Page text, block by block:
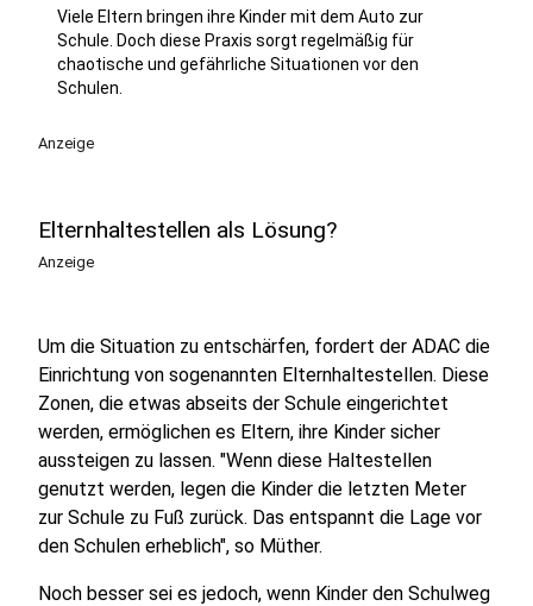
Viele Eltern bringen ihre Kinder mit dem Auto zur
Schule. Doch diese Praxis sorgt regelmäßig für
chaotische und gefährliche Situationen vor den
Schulen.
Anzeige
Elternhaltestellen als Lösung?
Anzeige
Um die Situation zu entschärfen, fordert der ADAC die
Einrichtung von sogenannten Elternhaltestellen. Diese
Zonen, die etwas abseits der Schule eingerichtet
werden, ermöglichen es Eltern, ihre Kinder sicher
aussteigen zu lassen. "Wenn diese Haltestellen
genutzt werden, legen die Kinder die letzten Meter
zur Schule zu Fuß zurück. Das entspannt die Lage vor
den Schulen erheblich", so Müther.
Noch besser sei es jedoch, wenn Kinder den Schulweg